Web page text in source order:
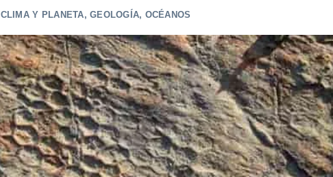
CLIMA Y PLANETA,GEOLOGÍA, OCÉANOS